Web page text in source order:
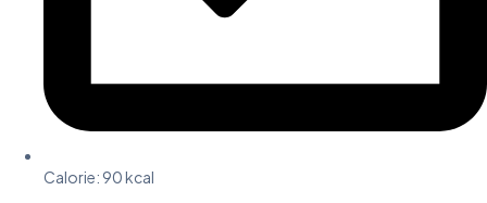
Calorie: 90 kcal​